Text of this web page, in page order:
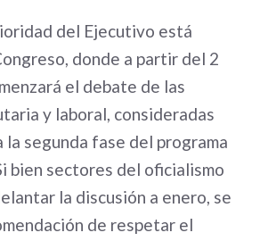
del Ejecutivo está
donde a partir del 2
el debate de las
y laboral, consideradas
la segunda fase del programa
bien sectores del oficialismo
la discusión a enero, se
de respetar el